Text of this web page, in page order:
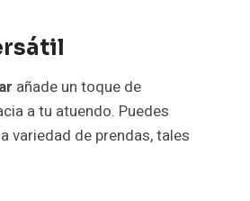
añade un toque de
a tu atuendo. Puedes
variedad de prendas, tales